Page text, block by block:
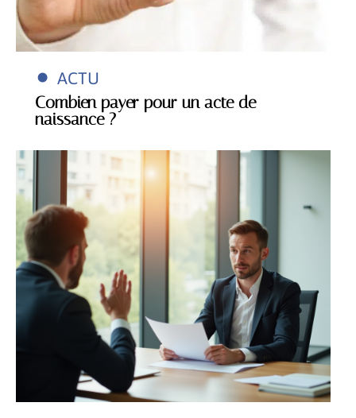
ACTU
Combien payer pour un acte de
naissance ?